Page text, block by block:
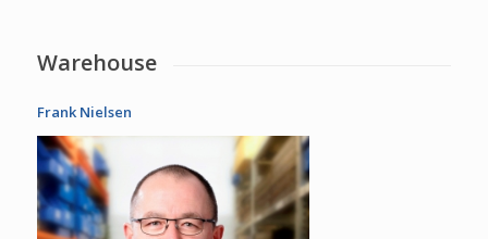
Warehouse
Frank Nielsen